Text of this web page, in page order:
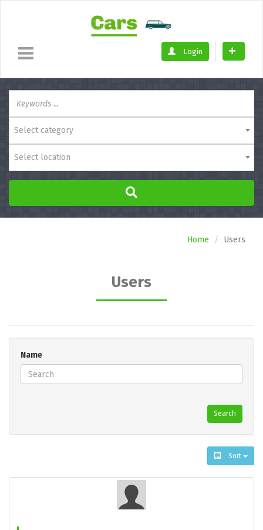
Login
Select category
Select location
Home Users
Users
Name
Search
Sort